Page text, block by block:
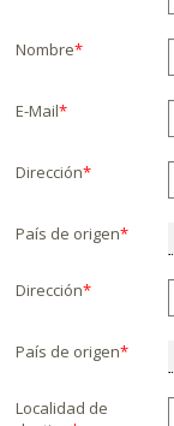
Nombre*
E-Mail*
Dirección*
País de origen*
Dirección*
País de origen*
Localidad de